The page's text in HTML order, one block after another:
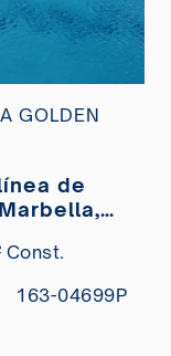
GOLDEN
de
Const.
163-04699P